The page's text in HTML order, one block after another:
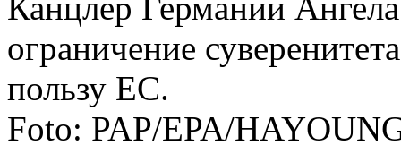
ограничение
пользу ЕС.
Foto: PAP/EPA/